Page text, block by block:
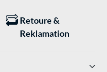
Retoure &
Reklamation